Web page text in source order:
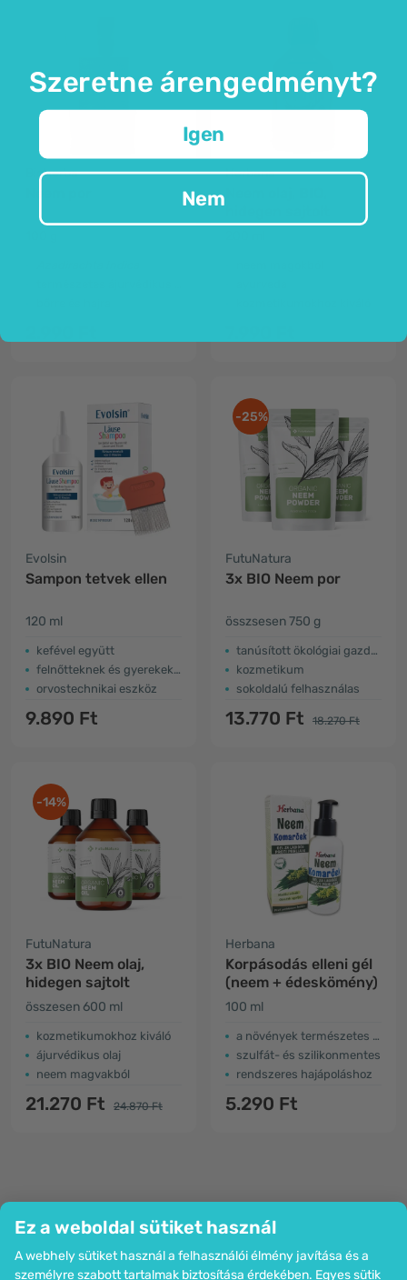
Ez a weboldal sütiket használ
A webhely sütiket használ a felhasználói élmény javítása és a
személyre szabott tartalmak biztosítása érdekében. Egyes sütik
Bioherba Herbana
Evolsin
Sampon tetvek ellen
120 ml
kefével együtt
felnőtteknek és gyerekeknek
orvostechnikai eszköz
9.890 Ft
-25%
FutuNatura
3x BIO Neem por
összsesen 750 g
tanúsított ökológiai gazdálkodásból
kozmetikum
sokoldalú felhasználas
13.770 Ft 18.270 Ft
-14%
FutuNatura
3x BIO Neem olaj,
hidegen sajtolt
összesen 600 ml
kozmetikumokhoz kiváló
ájurvédikus olaj
neem magvakból
21.270 Ft 24.870 Ft
Herbana
Korpásodás elleni gél
(neem + édeskömény)
100 ml
a növények természetes ereje
szulfát- és szilikonmentes
rendszeres hajápoláshoz
5.290 Ft
Cég
Szeretne árengedményt?
Igen
Nem